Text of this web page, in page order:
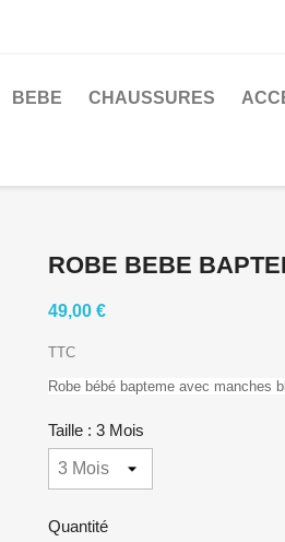
BEBE CHAUSSURES
ROBE BEBE
49,00 €
TTC
Robe bébé bapteme avec manches
Taille : 3 Mois
Quantité